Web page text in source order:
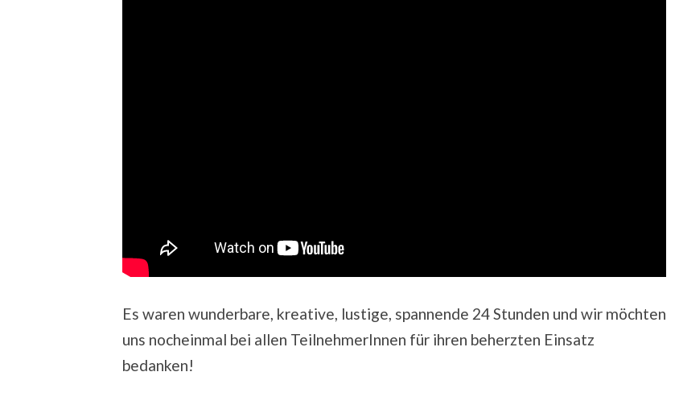
Es waren wunderbare, kreative, lustige, spannende 24 Stunden und wir möchten
uns nocheinmal bei allen TeilnehmerInnen für ihren beherzten Einsatz
bedanken!